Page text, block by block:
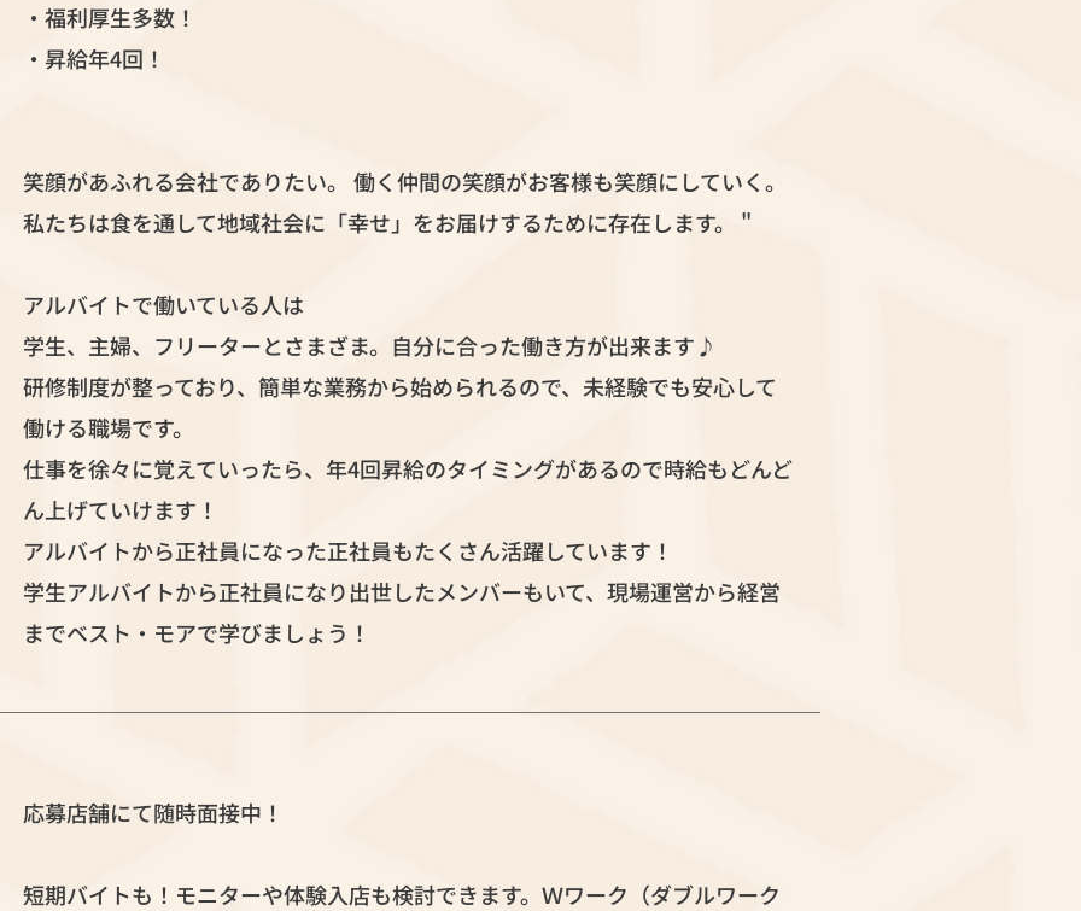
・福利厚生多数！
・昇給年4回！
笑顔があふれる会社でありたい。 働く仲間の笑顔がお客様も笑顔にしていく。
私たちは食を通して地域社会に「幸せ」をお届けするために存在します。 "
アルバイトで働いている人は
学生、主婦、フリーターとさまざま。自分に合った働き方が出来ます♪
研修制度が整っており、簡単な業務から始められるので、未経験でも安心して
働ける職場です。
仕事を徐々に覚えていったら、年4回昇給のタイミングがあるので時給もどんど
ん上げていけます！
アルバイトから正社員になった正社員もたくさん活躍しています！
学生アルバイトから正社員になり出世したメンバーもいて、現場運営から経営
までベスト・モアで学びましょう！
応募店舗にて随時面接中！
短期バイトも！モニターや体験入店も検討できます。Ｗワーク（ダブルワーク